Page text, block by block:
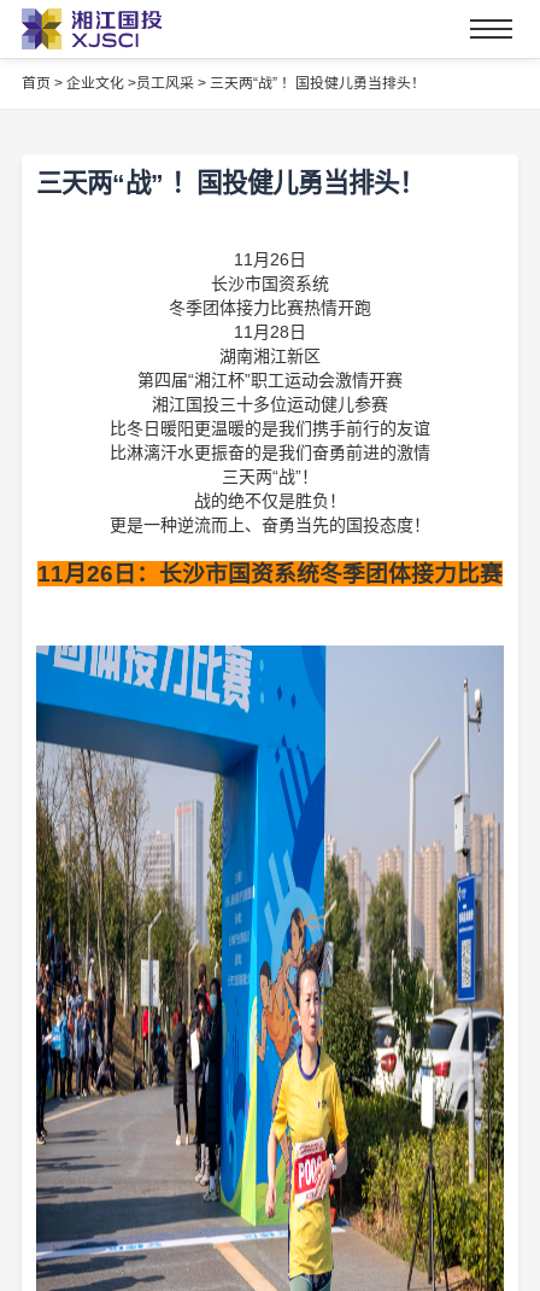
首页 > 企业文化 >员工风采 > 三天两“战” ！国投健儿勇当排头！
三天两“战” ！国投健儿勇当排头！
11 月26日
长沙市国资系统
冬季团体接力比赛热情开跑
11 月28日
湖南湘江新区
第四届“湘江杯”职工运动会激情开赛
湘江国投三十多位运动健儿参赛
比冬日暖阳更温暖的是我们携手前行的友谊
比淋漓汗水更振奋的是我们奋勇前进的激情
三天两“战”！
战的绝不仅是胜负！
更是一种逆流而上、奋勇当先的国投态度！
11月26日：长沙市国资系统冬季团体接力比赛